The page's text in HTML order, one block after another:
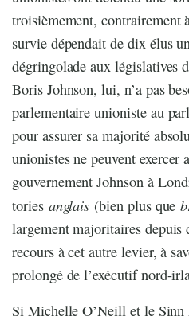
troisièmement, contrairement
survie dépendait de dix élus
dégringolade aux législatives
Boris Johnson, lui, n’a pas
parlementaire unioniste au
pour assurer sa majorité
unionistes ne peuvent exercer
gouvernement Johnson à
tories anglais (bien plus que
largement majoritaires depuis
recours à cet autre levier, à
prolongé de l’exécutif nord-
Si Michelle O’Neill et le Sinn